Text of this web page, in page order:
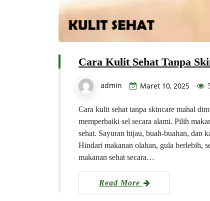
Cara Kulit Sehat Tanpa
admin Maret 10, 2025
Cara kulit sehat tanpa skincare mahal
memperbaiki sel secara alami. Pilih
sehat. Sayuran hijau, buah-buahan, dan
Hindari makanan olahan, gula berlebih,
makanan sehat secara…
Read More